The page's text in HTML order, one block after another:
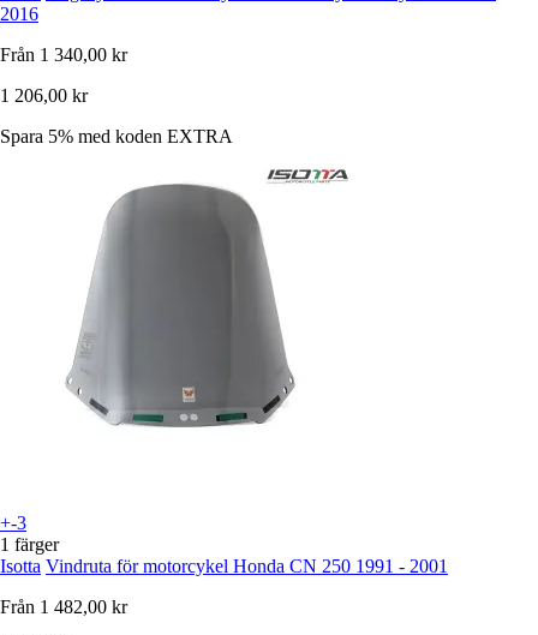
2016
Från 1 340,00 kr
1 206,00 kr
Spara 5% med koden EXTRA
+-3
1 färger
Isotta Vindruta för motorcykel Honda CN 250 1991 - 2001
Från 1 482,00 kr